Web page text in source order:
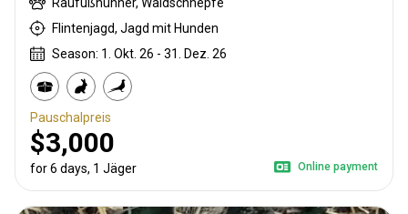
Raufußhühner, Waldschnepfe
Flintenjagd, Jagd mit Hunden
Season: 1. Okt. 26 - 31. Dez. 26
Pauschalpreis
$3,000
for 6 days, 1 Jäger Online payment